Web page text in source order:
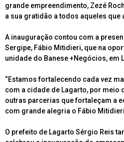
grande empreendimento, Zezé
a sua gratidão a todos aqueles
A inauguração contou com a
Sergipe, Fábio Mitidieri, que na
unidade do Banese +Negócios, em
“Estamos fortalecendo cada vez
com a cidade de Lagarto, por meio
outras parcerias que fortaleçam a
com grande alegria o Fábio
O prefeito de Lagarto Sérgio Reis